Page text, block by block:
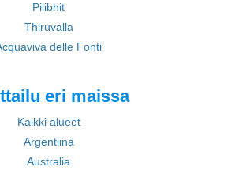
Pilibhit
Thiruvalla
delle Fonti
eri maissa
Kaikki alueet
Argentiina
Australia